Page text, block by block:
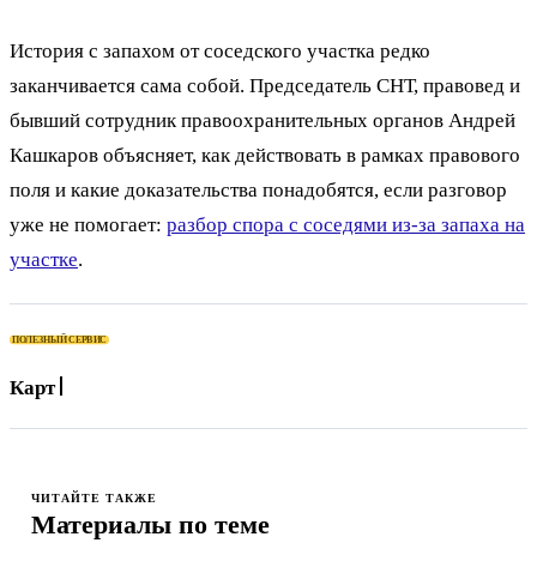
История с запахом от соседского участка редко
заканчивается сама собой. Председатель СНТ, правовед и
бывший сотрудник правоохранительных органов Андрей
Кашкаров объясняет, как действовать в рамках правового
поля и какие доказательства понадобятся, если разговор
уже не помогает: разбор спора с соседями из-за запаха на
участке.
ПОЛЕЗНЫЙ СЕРВИС
Карта для оплаты
ЧИТАЙТЕ ТАКЖЕ
Материалы по теме